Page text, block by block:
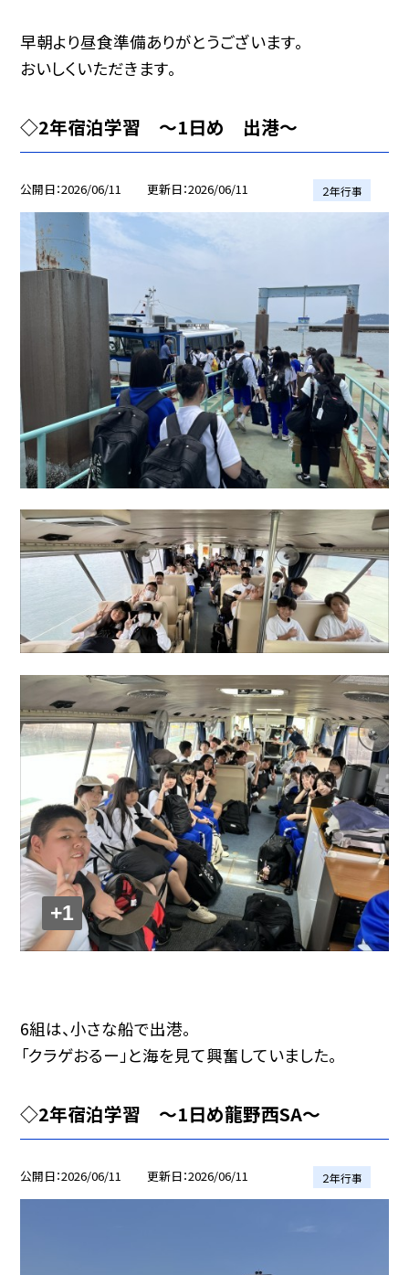
早朝より昼食準備ありがとうございます。
おいしくいただきます。
◇2年宿泊学習 〜1日め 出港〜
公開日 2026/06/11 更新日 2026/06/11 ２年行事
+1
6組は、小さな船で出港。
「クラゲおるー」と海を見て興奮していました。
◇2年宿泊学習 〜1日め龍野西SA〜
公開日 2026/06/11 更新日 2026/06/11 ２年行事